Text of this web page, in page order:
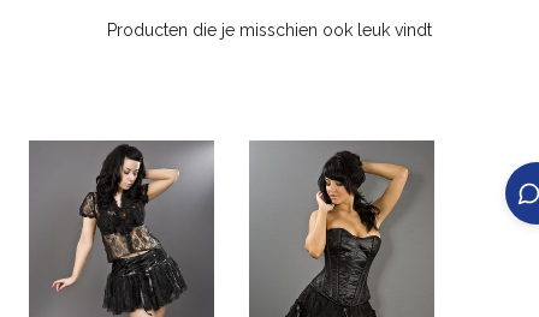
Producten die je misschien ook leuk vindt